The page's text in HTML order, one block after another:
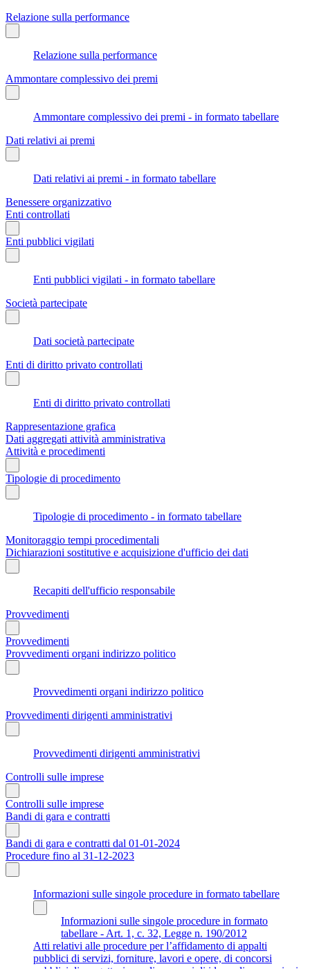
Relazione sulla performance
Relazione sulla performance
Ammontare complessivo dei premi
Ammontare complessivo dei premi - in formato tabellare
Dati relativi ai premi
Dati relativi ai premi - in formato tabellare
Benessere organizzativo
Enti controllati
Enti pubblici vigilati
Enti pubblici vigilati - in formato tabellare
Società partecipate
Dati società partecipate
Enti di diritto privato controllati
Enti di diritto privato controllati
Rappresentazione grafica
Dati aggregati attività amministrativa
Attività e procedimenti
Tipologie di procedimento
Tipologie di procedimento - in formato tabellare
Monitoraggio tempi procedimentali
Dichiarazioni sostitutive e acquisizione d'ufficio dei dati
Recapiti dell'ufficio responsabile
Provvedimenti
Provvedimenti
Provvedimenti organi indirizzo politico
Provvedimenti organi indirizzo politico
Provvedimenti dirigenti amministrativi
Provvedimenti dirigenti amministrativi
Controlli sulle imprese
Controlli sulle imprese
Bandi di gara e contratti
Bandi di gara e contratti dal 01-01-2024
Procedure fino al 31-12-2023
Informazioni sulle singole procedure in formato tabellare
Informazioni sulle singole procedure in formato
tabellare - Art. 1, c. 32, Legge n. 190/2012
Atti relativi alle procedure per l’affidamento di appalti
pubblici di servizi, forniture, lavori e opere, di concorsi